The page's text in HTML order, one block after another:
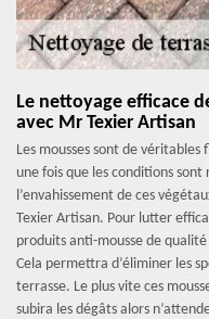
Le nettoyage efficace
avec Mr Texier Artisan
Les mousses sont de
une fois que les conditions
l’envahissement de ces
Texier Artisan. Pour lutter
produits anti-mousse de
Cela permettra d’éliminer les
terrasse. Le plus vite ces
subira les dégâts alors